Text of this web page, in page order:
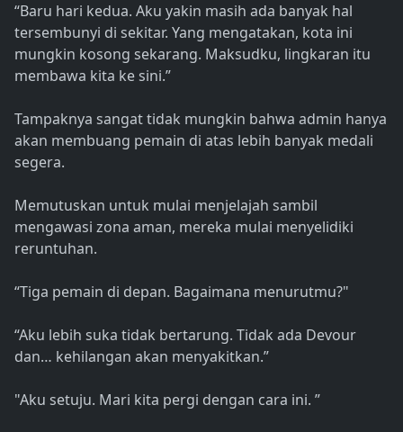
“Baru hari kedua. Aku yakin masih ada banyak hal
tersembunyi di sekitar. Yang mengatakan, kota ini
mungkin kosong sekarang. Maksudku, lingkaran itu
membawa kita ke sini.”
Tampaknya sangat tidak mungkin bahwa admin hanya
akan membuang pemain di atas lebih banyak medali
segera.
Memutuskan untuk mulai menjelajah sambil
mengawasi zona aman, mereka mulai menyelidiki
reruntuhan.
“Tiga pemain di depan. Bagaimana menurutmu?"
“Aku lebih suka tidak bertarung. Tidak ada Devour
dan… kehilangan akan menyakitkan.”
"Aku setuju. Mari kita pergi dengan cara ini. ”